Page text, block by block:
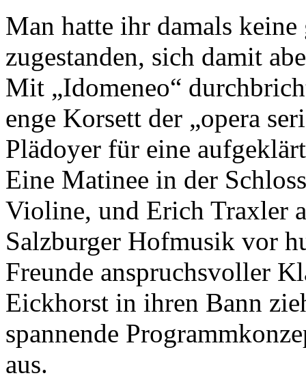
Man hatte ihr damals
zugestanden, sich damit
Mit „Idomeneo“
enge Korsett der „opera
Plädoyer für eine
Eine Matinee in der
Violine, und Erich Traxler
Salzburger Hofmusik vor
Freunde anspruchsvoller
Eickhorst in ihren Bann
spannende
aus.